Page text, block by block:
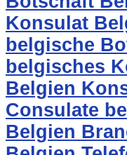
Konsulat
belgische
belgisches
Belgien
Consulate
Belgien